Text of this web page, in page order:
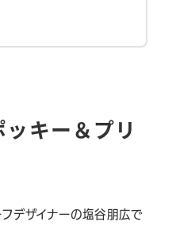
キー＆プリ
デザイナーの塩谷朋広で